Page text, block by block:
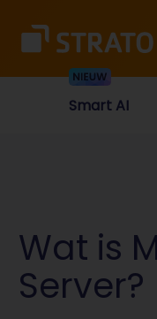
Smart AI
Wat is
Server?